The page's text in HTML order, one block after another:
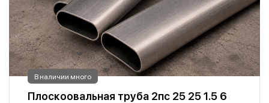
В наличии много
Плоскоовальная труба 2пс 25 25 1.5 6